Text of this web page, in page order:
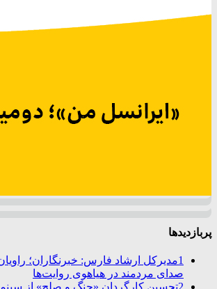
پربازدیدها
1مدیرکل ارشاد فارس: خبرنگاران؛
صدای مردمند در هیاهوی روایت‌ها
2تحسین کارگردان «جنگ و صلح» از